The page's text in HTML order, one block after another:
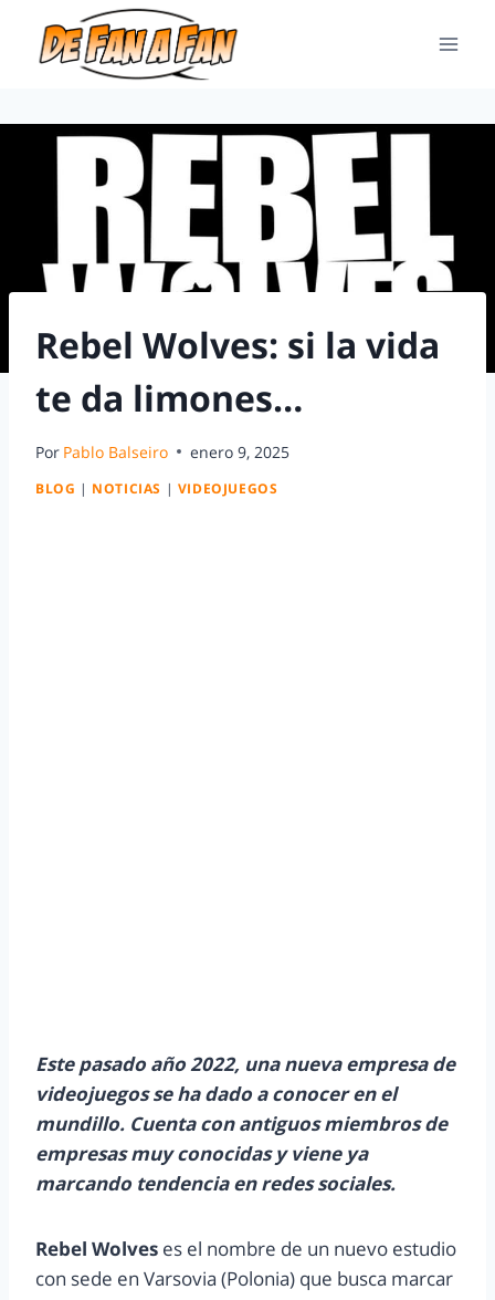
Rebel Wolves: si la vida
te da limones…
Por Pablo Balseiro enero 9, 2025
BLOG | NOTICIAS | VIDEOJUEGOS
Este pasado año 2022, una nueva empresa de
videojuegos se ha dado a conocer en el
mundillo. Cuenta con antiguos miembros de
empresas muy conocidas y viene ya
marcando tendencia en redes sociales.
Rebel Wolves es el nombre de un nuevo estudio
con sede en Varsovia (Polonia) que busca marcar